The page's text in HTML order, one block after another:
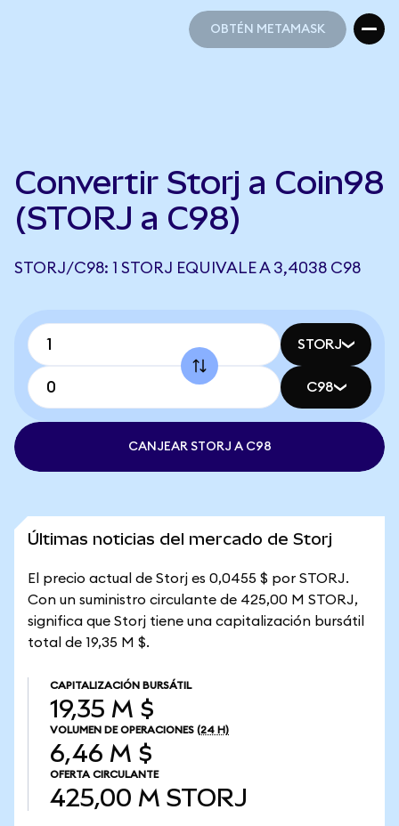
OBTÉN METAMASK
Convertir Storj a Coin98
(STORJ a C98)
STORJ/C98: 1 STORJ EQUIVALE A 3,4038 C98
STORJ
C98
CANJEAR STORJ A C98
Últimas noticias del mercado de Storj
El precio actual de Storj es 0,0455 $ por STORJ.
Con un suministro circulante de 425,00 M STORJ,
significa que Storj tiene una capitalización bursátil
total de 19,35 M $.
CAPITALIZACIÓN BURSÁTIL
19,35 M $
VOLUMEN DE OPERACIONES (24 H)
6,46 M $
OFERTA CIRCULANTE
425,00 M STORJ